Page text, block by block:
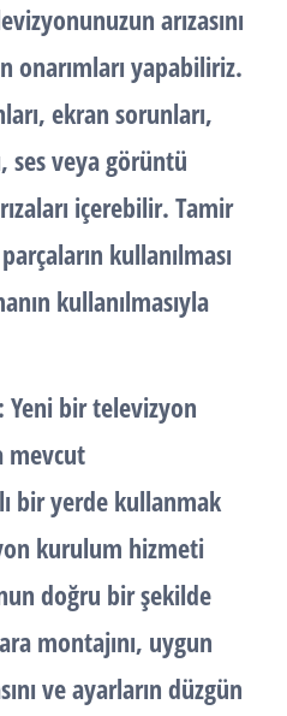
arızasını
onarımları yapabiliriz.
ekran sorunları,
ses veya görüntü
içerebilir. Tamir
kullanılması
kullanılmasıyla
bir televizyon
mevcut
bir yerde kullanmak
kurulum hizmeti
doğru bir şekilde
montajını, uygun
ve ayarların düzgün